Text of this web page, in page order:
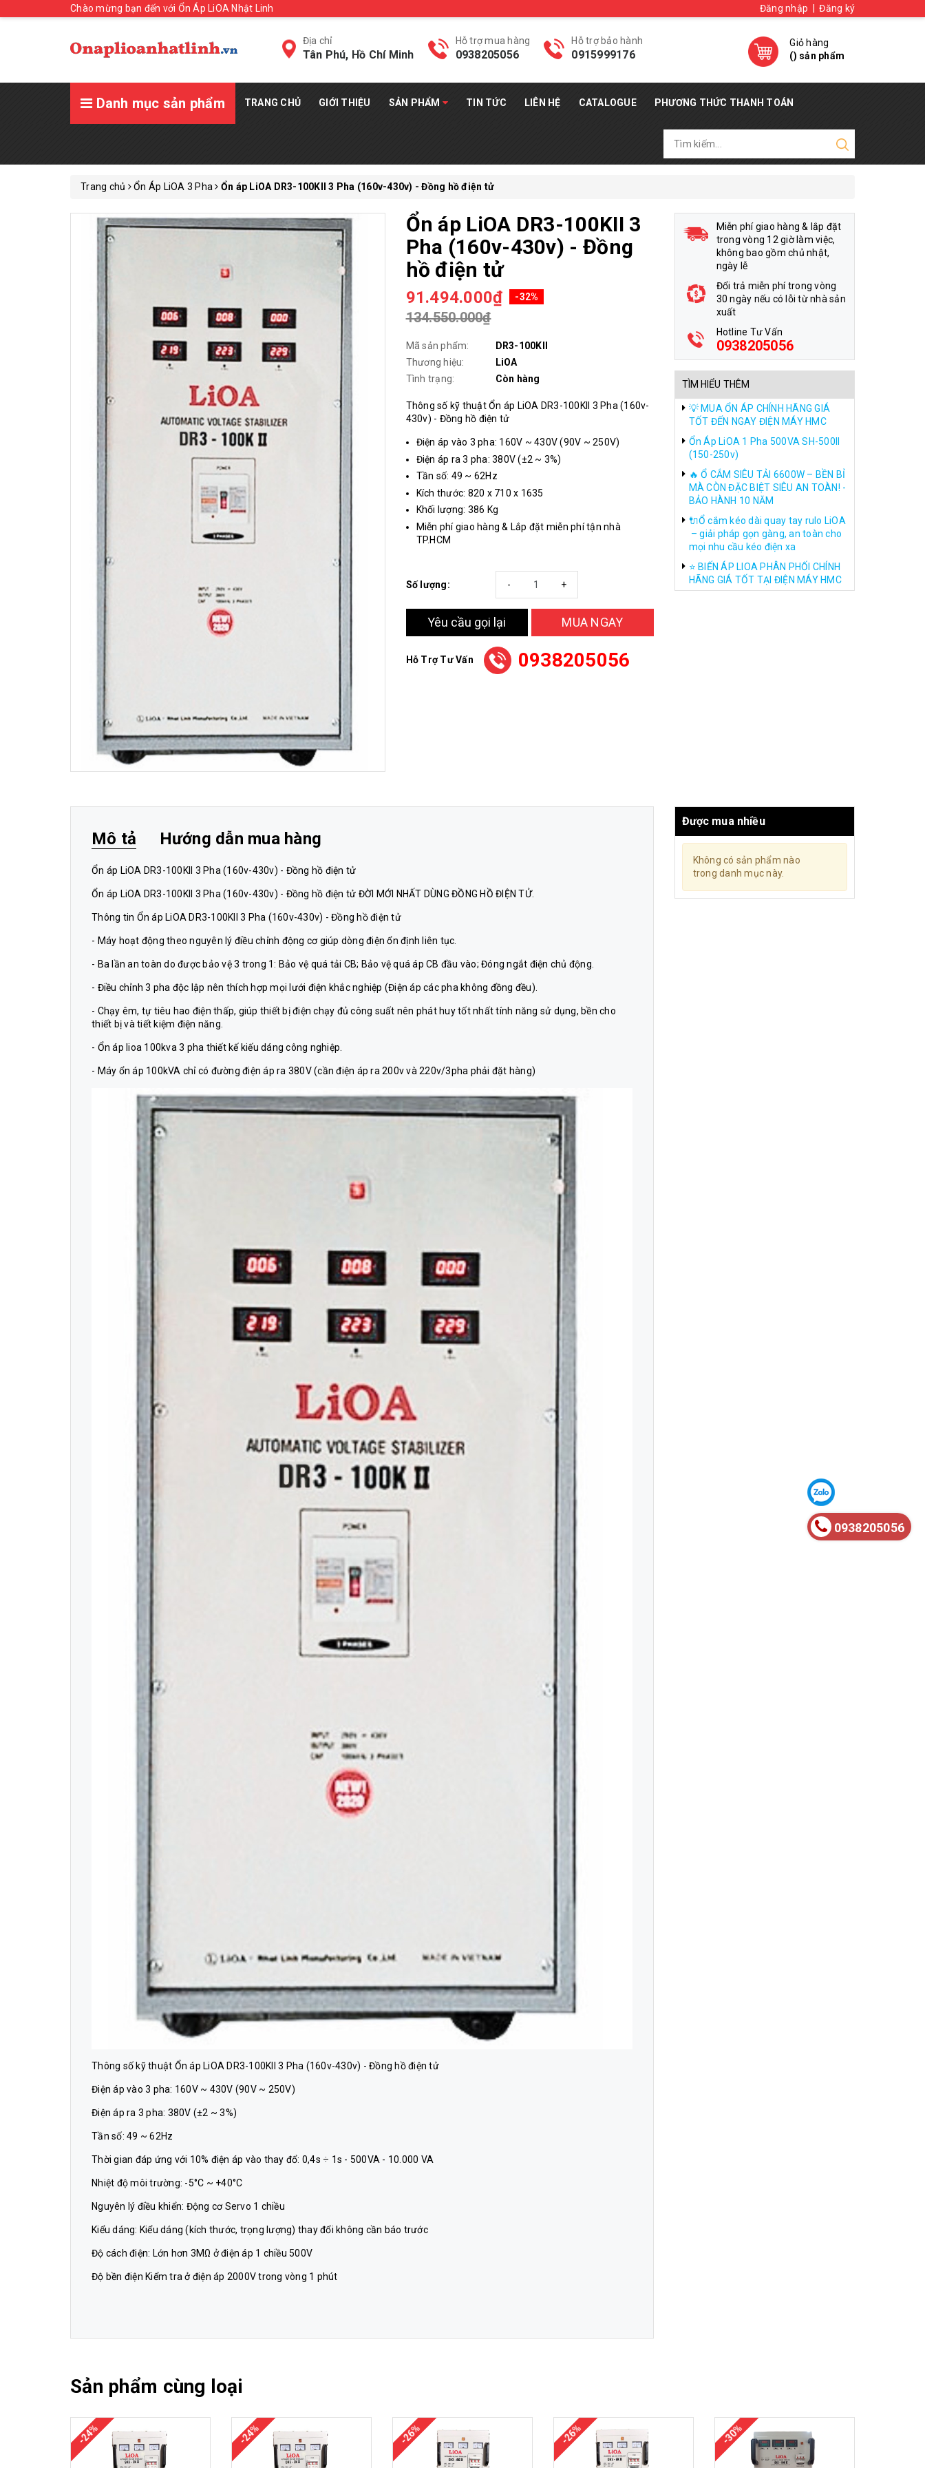
Chào mừng bạn đến với Ổn Áp LiOA Nhật Linh Đăng nhập Đăng ký
Địa chỉ
Tân Phú, Hồ Chí Minh
Hỗ trợ mua hàng
0938205056
Hỗ trợ bảo hành
0915999176
Giỏ hàng
() sản phẩm
Danh mục sản phẩm TRANG CHỦ GIỚI THIỆU SẢN PHẨM TIN TỨC LIÊN HỆ CATALOGUE PHƯƠNG THỨC THANH TOÁN
Trang chủ Ổn Áp LiOA 3 Pha Ổn áp LiOA DR3-100KII 3 Pha (160v-430v) - Đồng hồ điện tử
Ổn áp LiOA DR3-100KII 3
Pha (160v-430v) - Đồng
hồ điện tử
91.494.000₫ -32%
134.550.000₫
Mã sản phẩm:
DR3-100KII
Thương hiệu:
LiOA
Tình trạng:
Còn hàng
Thông số kỹ thuật Ổn áp LiOA DR3-100KII 3 Pha (160v-
430v) - Đồng hồ điện tử
Điện áp vào 3 pha: 160V ~ 430V (90V ~ 250V)
Điện áp ra 3 pha: 380V (±2 ~ 3%)
Tần số: 49 ~ 62Hz
Kích thước: 820 x 710 x 1635
Khối lượng: 386 Kg
Miễn phí giao hàng & Lắp đặt miễn phí tận nhà
TP.HCM
Số lượng: +
-
Yêu cầu gọi lại MUA NGAY
Hỗ Trợ Tư Vấn 0938205056
Miễn phí giao hàng & lắp đặt
trong vòng 12 giờ làm việc,
không bao gồm chủ nhật,
ngày lễ
Đổi trả miễn phí trong vòng
30 ngày nếu có lỗi từ nhà sản
xuất
Hotline Tư Vấn
0938205056
TÌM HIỂU THÊM
💡 MUA ỔN ÁP CHÍNH HÃNG GIÁ
TỐT ĐẾN NGAY ĐIỆN MÁY HMC
Ổn Áp LiOA 1 Pha 500VA SH-500II
(150-250v)
🔥 Ổ CẮM SIÊU TẢI 6600W – BỀN BỈ
MÀ CÒN ĐẶC BIỆT SIÊU AN TOÀN! -
BẢO HÀNH 10 NĂM
🔌Ổ cắm kéo dài quay tay rulo LiOA
– giải pháp gọn gàng, an toàn cho
mọi nhu cầu kéo điện xa
⭐ BIẾN ÁP LIOA PHÂN PHỐI CHÍNH
HÃNG GIÁ TỐT TẠI ĐIỆN MÁY HMC
Mô tả Hướng dẫn mua hàng
Ổn áp LiOA DR3-100KII 3 Pha (160v-430v) - Đồng hồ điện tử
Ổn áp LiOA DR3-100KII 3 Pha (160v-430v) - Đồng hồ điện tử ĐỜI MỚI NHẤT DÙNG ĐỒNG HỒ ĐIỆN TỬ.
Thông tin Ổn áp LiOA DR3-100KII 3 Pha (160v-430v) - Đồng hồ điện tử
- Máy hoạt động theo nguyên lý điều chỉnh động cơ giúp dòng điện ổn định liên tục.
- Ba lần an toàn do được bảo vệ 3 trong 1: Bảo vệ quá tải CB; Bảo vệ quá áp CB đầu vào; Đóng ngắt điện chủ động.
- Điều chỉnh 3 pha độc lập nên thích hợp mọi lưới điện khắc nghiệp (Điện áp các pha không đồng đều).
- Chạy êm, tự tiêu hao điện thấp, giúp thiết bị điện chạy đủ công suất nên phát huy tốt nhất tính năng sử dụng, bền cho
thiết bị và tiết kiệm điện năng.
- Ổn áp lioa 100kva 3 pha thiết kế kiếu dáng công nghiệp.
- Máy ổn áp 100kVA chỉ có đường điện áp ra 380V (cần điện áp ra 200v và 220v/3pha phải đặt hàng)
Thông số kỹ thuật Ổn áp LiOA DR3-100KII 3 Pha (160v-430v) - Đồng hồ điện tử
Điện áp vào 3 pha: 160V ~ 430V (90V ~ 250V)
Điện áp ra 3 pha: 380V (±2 ~ 3%)
Tần số: 49 ~ 62Hz
Thời gian đáp ứng với 10% điện áp vào thay đổ: 0,4s ÷ 1s - 500VA - 10.000 VA
Nhiệt độ môi trường: -5°C ~ +40°C
Nguyên lý điều khiển: Động cơ Servo 1 chiều
Kiểu dáng: Kiểu dáng (kích thước, trọng lượng) thay đổi không cần báo trước
Độ cách điện: Lớn hơn 3MΩ ở điện áp 1 chiều 500V
Độ bền điện Kiểm tra ở điện áp 2000V trong vòng 1 phút
Được mua nhiều
Không có sản phẩm nào
trong danh mục này.
Sản phẩm cùng loại
-24% -24% -26% -26% -30%
0938205056